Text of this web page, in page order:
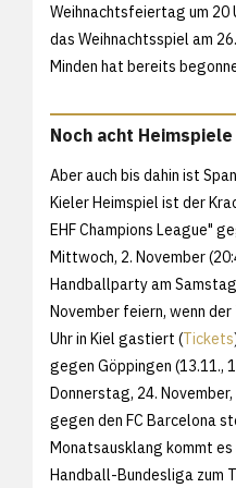
Weihnachtsfeiertag um 20
das Weihnachtsspiel am
Minden hat bereits
Noch acht
Aber auch bis dahin ist
Kieler Heimspiel ist der
EHF Champions League"
Mittwoch, 2. November
Handballparty am
November feiern, wenn
Uhr in Kiel gastiert (Tickets
gegen Göppingen (13.11.,
Donnerstag, 24.
gegen den FC Barcelona
Monatsausklang kommt es
Handball-Bundesliga zum